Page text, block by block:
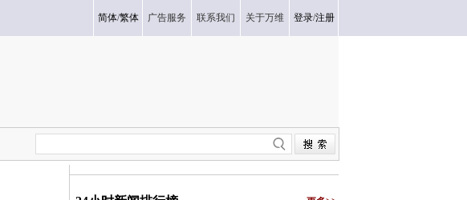
简体/繁体 广告服务 联系我们 关于万维 登录/注册